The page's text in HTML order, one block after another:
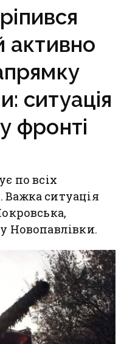
активно
ситуація
фронті
по всіх
ситуація
Новопавлівки.